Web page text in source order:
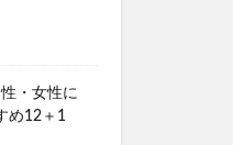
・女性に
め12＋1